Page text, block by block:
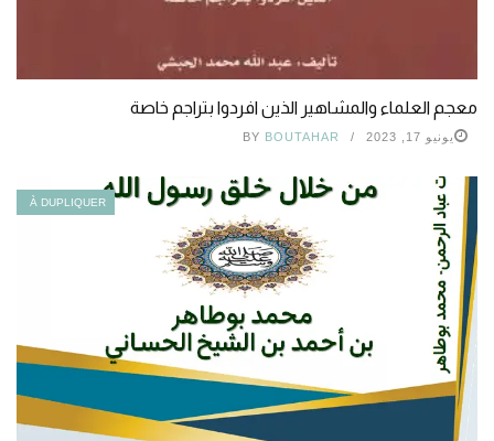
معجم العلماء والمشاهير الذين افردوا بتراجم خاصة
يونيو 17, 2023 BY BOUTAHAR
À DUPLIQUER